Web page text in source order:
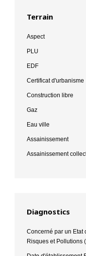
Terrain
Aspect
PLU
EDF
Certificat d'urbanisme
Construction libre
Gaz
Eau ville
Assainissement
Assainissement
Diagnostics
Concerné par un Etat
Risques et Pollutions